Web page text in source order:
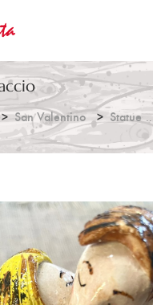
San Valentino Statue